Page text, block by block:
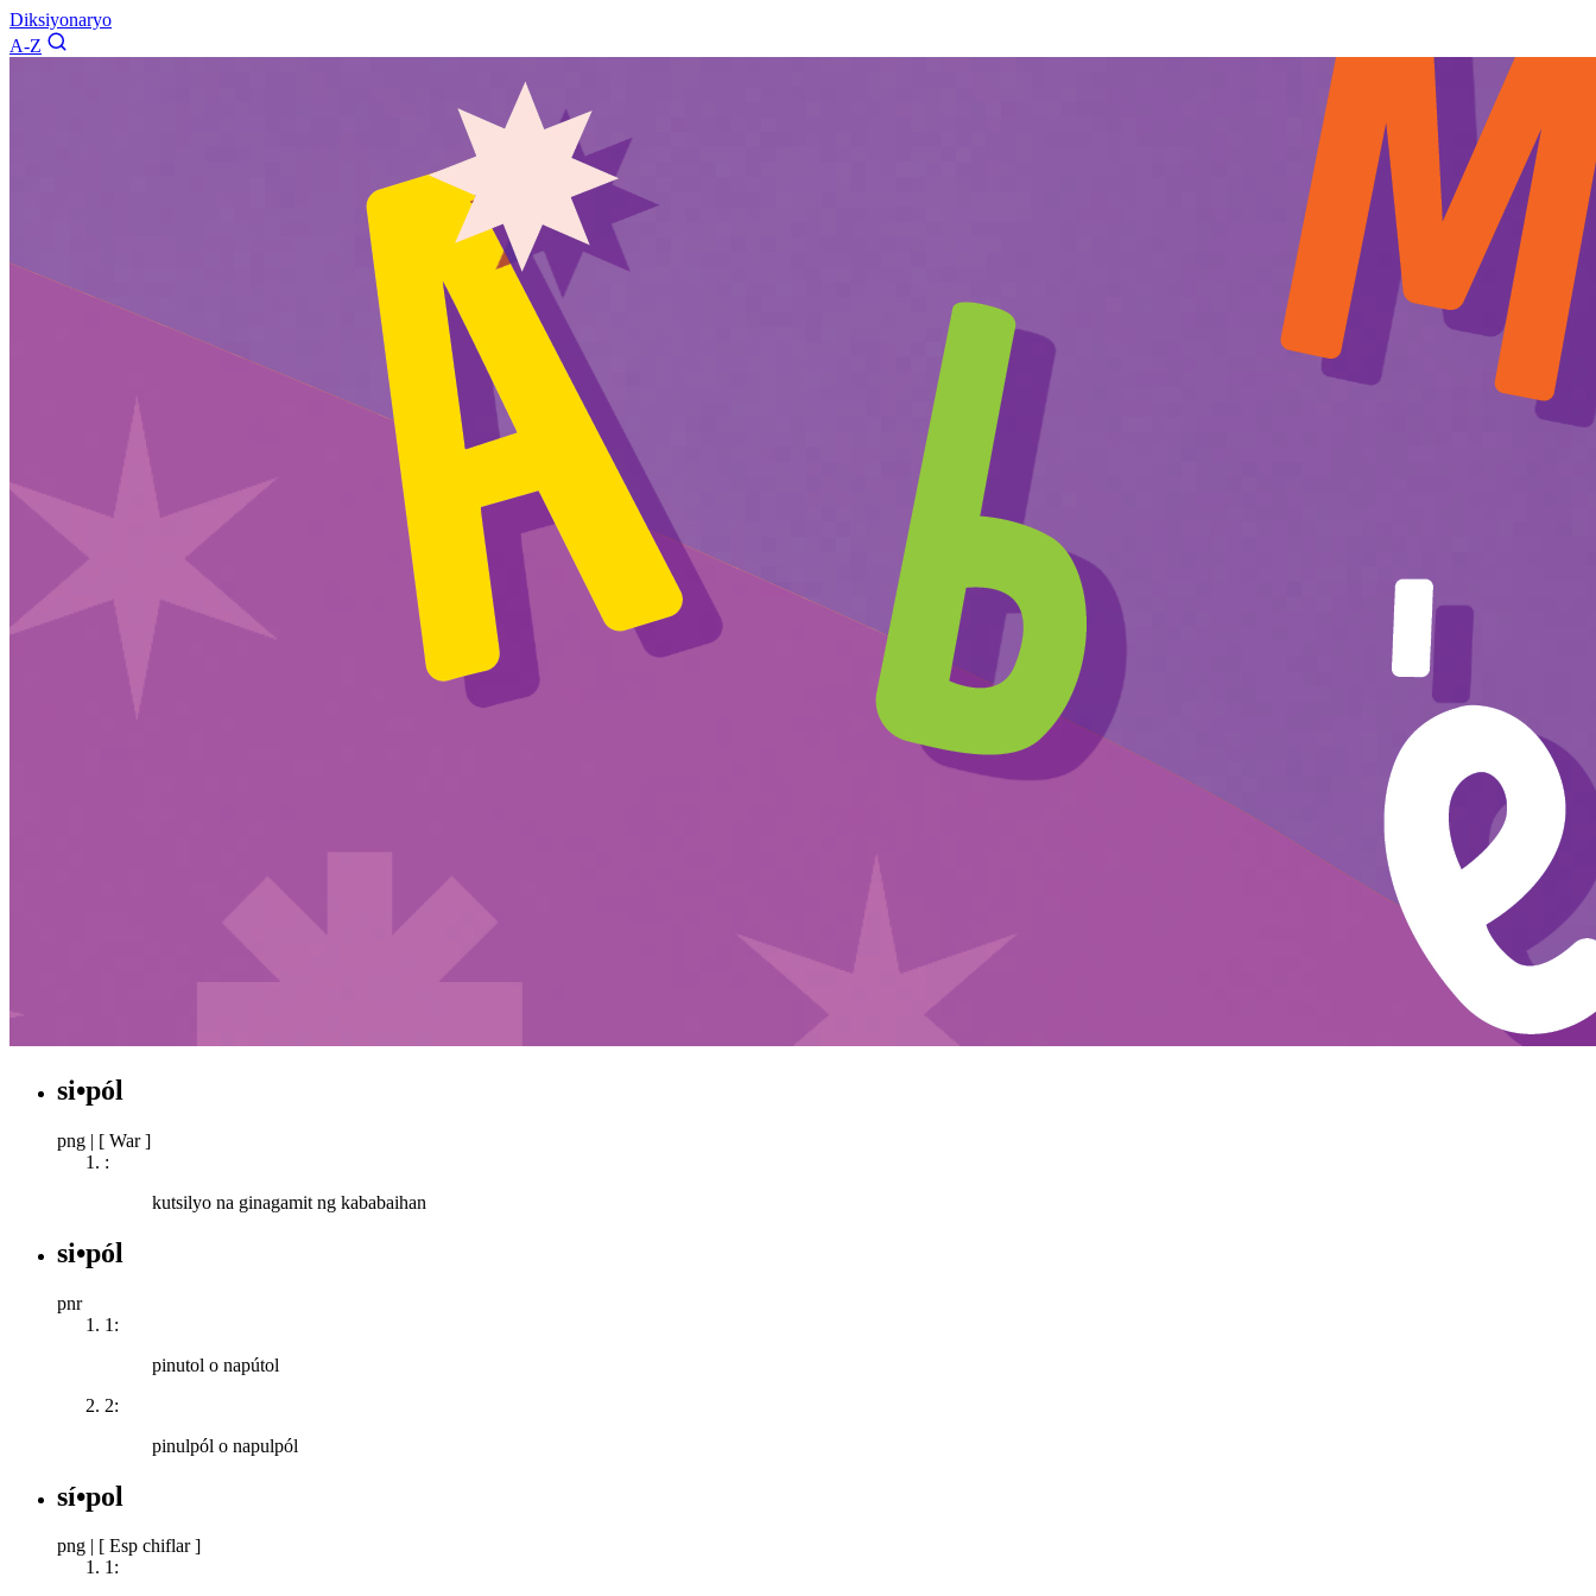
Diksiyonaryo
A-Z
si•pól
png | [ War ]
:
kutsilyo na ginagamit ng kababaihan
si•pól
pnr
1:
pinutol o napútol
2:
pinulpól o napulpól
sí•pol
png | [ Esp chiflar ]
1: